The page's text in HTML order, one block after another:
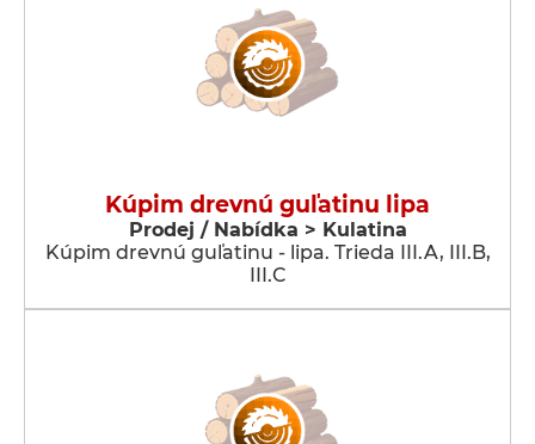
Kúpim drevnú guľatinu lipa
Prodej / Nabídka > Kulatina
Kúpim drevnú guľatinu - lipa. Trieda III.A, III.B,
III.C